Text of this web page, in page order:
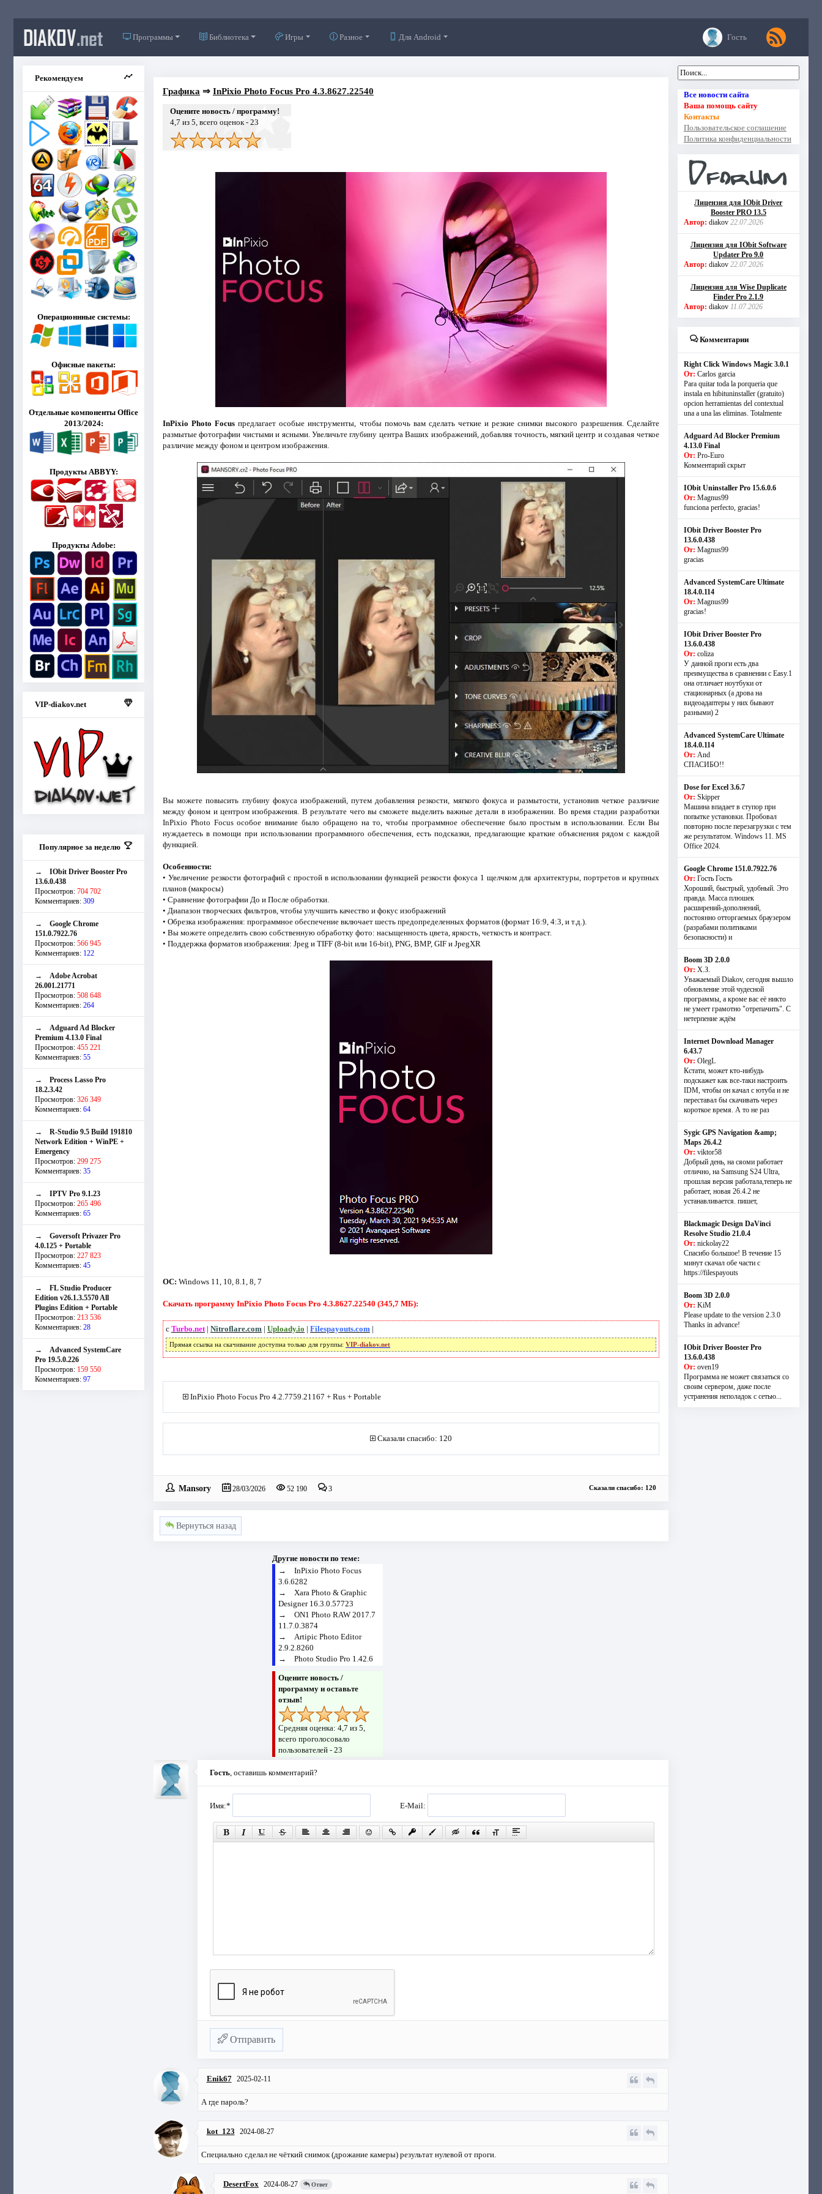
DIAKOV.net Программы Библиотека Игры Разное Для Android Гость
Рекомендуем
Операционнные системы:
Офисные пакеты:
Отдельные компоненты Office
2013/2024:
Продукты ABBYY:
Продукты Adobe:
VIP-diakov.net
Популярное за неделю
→ IObit Driver Booster Pro
13.6.0.438
Просмотров: 704 702
Комментариев: 309
→ Google Chrome
151.0.7922.76
Просмотров: 566 945
Комментариев: 122
→ Adobe Acrobat
26.001.21771
Просмотров: 508 648
Комментариев: 264
→ Adguard Ad Blocker
Premium 4.13.0 Final
Просмотров: 455 221
Комментариев: 55
→ Process Lasso Pro
18.2.3.42
Просмотров: 326 349
Комментариев: 64
→ R-Studio 9.5 Build 191810
Network Edition + WinPE +
Emergency
Просмотров: 299 275
Комментариев: 35
→ IPTV Pro 9.1.23
Просмотров: 265 496
Комментариев: 65
→ Goversoft Privazer Pro
4.0.125 + Portable
Просмотров: 227 823
Комментариев: 45
→ FL Studio Producer
Edition v26.1.3.5570 All
Plugins Edition + Portable
Просмотров: 213 536
Комментариев: 28
→ Advanced SystemCare
Pro 19.5.0.226
Просмотров: 159 550
Комментариев: 97
Графика ⇒ InPixio Photo Focus Pro 4.3.8627.22540
Оцените новость / программу!
4,7 из 5, всего оценок - 23
InPixio Photo Focus предлагает особые инструменты, чтобы помочь вам сделать четкие и резкие снимки высокого разрешения. Сделайте
размытые фотографии чистыми и ясными. Увеличьте глубину центра Ваших изображений, добавляя точность, мягкий центр и создавая четкое
различие между фоном и центром изображения.
Вы можете повысить глубину фокуса изображений, путем добавления резкости, мягкого фокуса и размытости, установив четкое различие
между фоном и центром изображения. В результате чего вы сможете выделить важные детали в изображении. Во время стадии разработки
InPixio Photo Focus особое внимание было обращено на то, чтобы программное обеспечение было простым в использовании. Если Вы
нуждаетесь в помощи при использовании программного обеспечения, есть подсказки, предлагающие краткие объяснения рядом с каждой
функцией.
Особенности:
• Увеличение резкости фотографий с простой в использовании функцией резкости фокуса 1 щелчком для архитектуры, портретов и крупных
планов (макросы)
• Сравнение фотографии До и После обработки.
• Диапазон творческих фильтров, чтобы улучшить качество и фокус изображений
• Обрезка изображения: программное обеспечение включает шесть предопределенных форматов (формат 16:9, 4:3, и т.д.).
• Вы можете определить свою собственную обработку фото: насыщенность цвета, яркость, четкость и контраст.
• Поддержка форматов изображения: Jpeg и TIFF (8-bit или 16-bit), PNG, BMP, GIF и JpegXR
ОС: Windows 11, 10, 8.1, 8, 7
Скачать программу InPixio Photo Focus Pro 4.3.8627.22540 (345,7 МБ):
с Turbo.net| Nitroflare.com | Uploady.io | Filespayouts.com |
Прямая ссылка на скачивание доступна только для группы: VIP-diakov.net
InPixio Photo Focus Pro 4.2.7759.21167 + Rus + Portable
Сказали спасибо: 120
Mansory 28/03/2026 52 190 3 Сказали спасибо: 120
Вернуться назад
Другие новости по теме:
→InPixio Photo Focus
3.6.6282
→Xara Photo & Graphic
Designer 16.3.0.57723
→ON1 Photo RAW 2017.7
11.7.0.3874
→ Artipic Photo Editor
2.9.2.8260
→Photo Studio Pro 1.42.6
Оцените новость /
программу и оставьте
отзыв!
Средняя оценка:4,7 из 5,
всего проголосовало
пользователей -23
Гость, оставишь комментарий?
Имя:* E-Mail:
Отправить
Enik67 2025-02-11
А где пароль?
kot_123 2024-08-27
Специально сделал не чёткий снимок (дрожание камеры) результат нулевой от проги.
DesertFox 2024-08-27 Ответ
Все новости сайта
Ваша помощь сайту
Контакты
Пользовательское соглашение
Политика конфиденциальности
Лицензия для IObit Driver
Booster PRO 13.5
Автор: diakov 22.07.2026
Лицензия для IObit Software
Updater Pro 9.0
Автор: diakov 22.07.2026
Лицензия для Wise Duplicate
Finder Pro 2.1.9
Автор: diakov 11.07.2026
Комментарии
Right Click Windows Magic 3.0.1
От: Carlos garcia
Para quitar toda la porqueria que
instala en hibituninstaller (gratuito)
opcion herramientas del contextual
una a una las eliminas. Totalmente
Adguard Ad Blocker Premium
4.13.0 Final
От: Pro-Euro
Комментарий скрыт
IObit Uninstaller Pro 15.6.0.6
От: Magnus99
funciona perfecto, gracias!
IObit Driver Booster Pro
13.6.0.438
От: Magnus99
gracias
Advanced SystemCare Ultimate
18.4.0.114
От: Magnus99
gracias!
IObit Driver Booster Pro
13.6.0.438
От: coliza
У данной проги есть два
преимущества в сравнении с Easy.1
она отличает ноутбуки от
стационарных (а дрова на
видеоадаптеры у них бывают
разными) 2
Advanced SystemCare Ultimate
18.4.0.114
От: And
СПАСИБО!!
Dose for Excel 3.6.7
От: Skipper
Машина впадает в ступор при
попытке установки. Пробовал
повторно после перезагрузки с тем
же результатом. Windows 11. MS
Offiсe 2024.
Google Chrome 151.0.7922.76
От: Гость Гость
Хороший, быстрый, удобный. Это
правда. Масса плюшек
расширений-дополнений,
постоянно отторгаемых браузером
(разрабами политиками
безопасности) и
Boom 3D 2.0.0
От: Х.З.
Уважаемый Diakov, сегодня вышло
обновление этой чудесной
программы, а кроме вас её никто
не умеет грамотно "отрепачить". С
нетерпение ждём
Internet Download Manager
6.43.7
От: OlegL
Кстати, может кто-нибудь
подскажет как все-таки настроить
IDM, чтобы он качал с ютуба и не
переставал бы скачивать через
короткое время. А то не раз
Sygic GPS Navigation &amp;
Maps 26.4.2
От: viktor58
Добрый день, на сяоми работает
отлично, на Samsung S24 Ultra,
прошлая версия работала,теперь не
работает, новая 26.4.2 не
устанавливается. пишет,
Blackmagic Design DaVinci
Resolve Studio 21.0.4
От: nickolay22
Спасибо большое! В течение 15
минут скачал обе части с
https://filespayouts
Boom 3D 2.0.0
От: KiM
Please update to the version 2.3.0
Thanks in advance!
IObit Driver Booster Pro
13.6.0.438
От: oven19
Программа не может связаться со
своим сервером, даже после
устранения неполадок с сетью...